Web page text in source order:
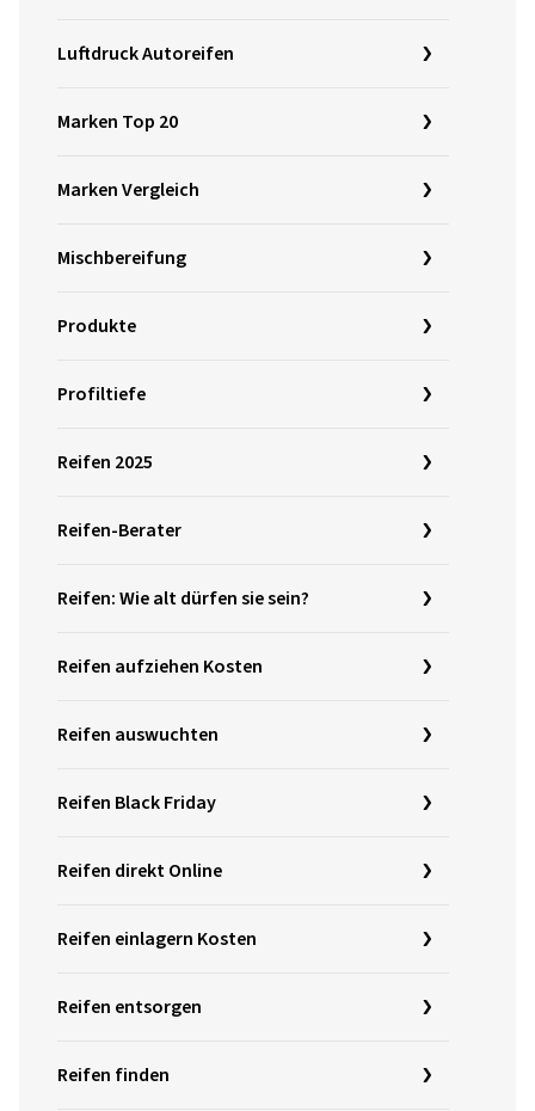
Luftdruck Autoreifen
Marken Top 20
Marken Vergleich
Mischbereifung
Produkte
Profiltiefe
Reifen 2025
Reifen-Berater
Reifen: Wie alt dürfen sie sein?
Reifen aufziehen Kosten
Reifen auswuchten
Reifen Black Friday
Reifen direkt Online
Reifen einlagern Kosten
Reifen entsorgen
Reifen finden